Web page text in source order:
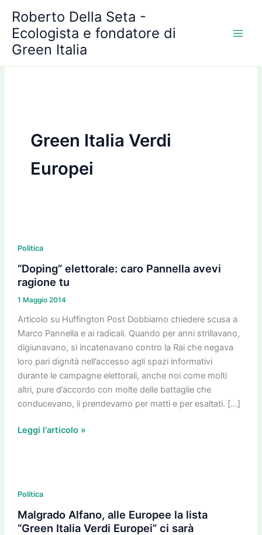
contenuto
Roberto Della Seta -
Ecologista e fondatore di
Green Italia
Green Italia Verdi
Europei
Politica
“Doping” elettorale: caro Pannella avevi
ragione tu
1 Maggio 2014
Articolo su Huffington Post Dobbiamo chiedere scusa a
Marco Pannella e ai radicali. Quando per anni strillavano,
digiunavano, si incatenavano contro la Rai che negava
loro pari dignità nell’accesso agli spazi informativi
durante le campagne elettorali, anche noi come molti
altri, pure d’accordo con molte delle battaglie che
conducevano, li prendevamo per matti e per esaltati. […]
elettorale:
caro
Pannella
avevi
ragione
tu
Leggi l'articolo »
Politica
Malgrado Alfano, alle Europee la lista
“Green Italia Verdi Europei” ci sarà
Alfano,
alle
Europee
r
c
h